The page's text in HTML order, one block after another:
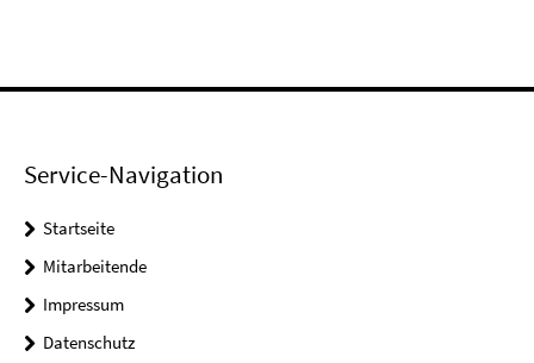
Service-Navigation
Startseite
Mitarbeitende
Impressum
Datenschutz